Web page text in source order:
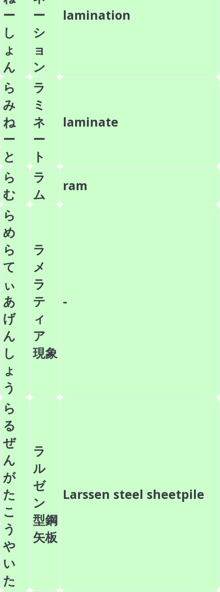
ー
し
ょ
ん
ー
シ
ョ
ン
lamination
ら
み
ね
ー
と
ラ
ミ
ネ
ー
ト
laminate
ら
む
ラ
ム
ram
ら
め
ら
て
ぃ
あ
げ
ん
し
ょ
う
ラ
メ
ラ
テ
ィ
ア
現象
-
ら
る
ぜ
ん
が
た
こ
う
や
い
た
ラ
ル
ゼ
ン
型鋼
矢板
Larssen steel sheetpile